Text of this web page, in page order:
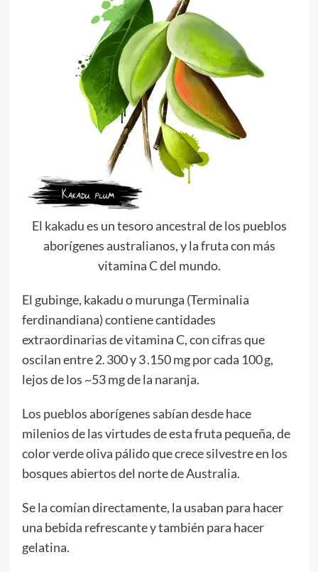
El kakadu es un tesoro ancestral de los pueblos
aborígenes australianos, y la fruta con más
vitamina C del mundo.
El gubinge, kakadu o murunga (Terminalia
ferdinandiana) contiene cantidades
extraordinarias de vitamina C, con cifras que
oscilan entre 2. 300 y 3 .150 mg por cada 100 g,
lejos de los ~53 mg de la naranja.
Los pueblos aborígenes sabían desde hace
milenios de las virtudes de esta fruta pequeña, de
color verde oliva pálido que crece silvestre en los
bosques abiertos del norte de Australia.
Se la comían directamente, la usaban para hacer
una bebida refrescante y también para hacer
gelatina.